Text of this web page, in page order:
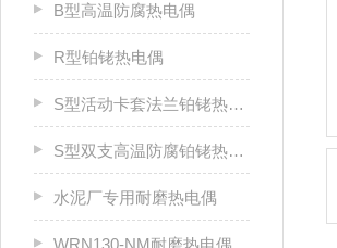
B型高温防腐热电偶
R型铂铑热电偶
S型活动卡套法兰铂铑热电偶
S型双支高温防腐铂铑热电偶
水泥厂专用耐磨热电偶
WRN130-NM耐磨热电偶